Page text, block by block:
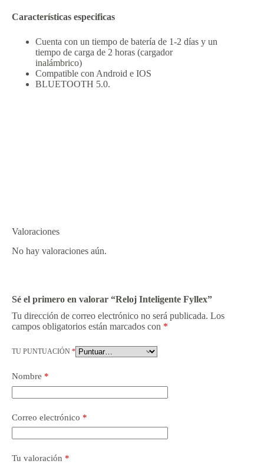
Características especificas
Cuenta con un tiempo de batería de 1-2 días y un
tiempo de carga de 2 horas (cargador
inalámbrico)
Compatible con Android e IOS
BLUETOOTH 5.0.
Valoraciones
No hay valoraciones aún.
Sé el primero en valorar “Reloj Inteligente Fyllex”
Tu dirección de correo electrónico no será publicada. Los
campos obligatorios están marcados con *
TU PUNTUACIÓN *
Nombre *
Correo electrónico *
Tu valoración *